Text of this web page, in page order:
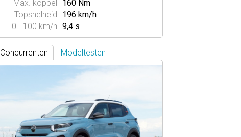
Max. koppel
160 Nm
Topsnelheid
196 km/h
0 - 100 km/h 9,4 s
Concurrenten Modeltesten